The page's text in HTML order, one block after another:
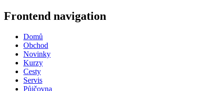
Frontend navigation
Domů
Obchod
Novinky
Kurzy
Cesty
Servis
Půjčovna